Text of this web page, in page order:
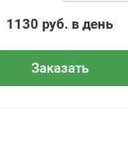
1130 руб. в день
Заказать